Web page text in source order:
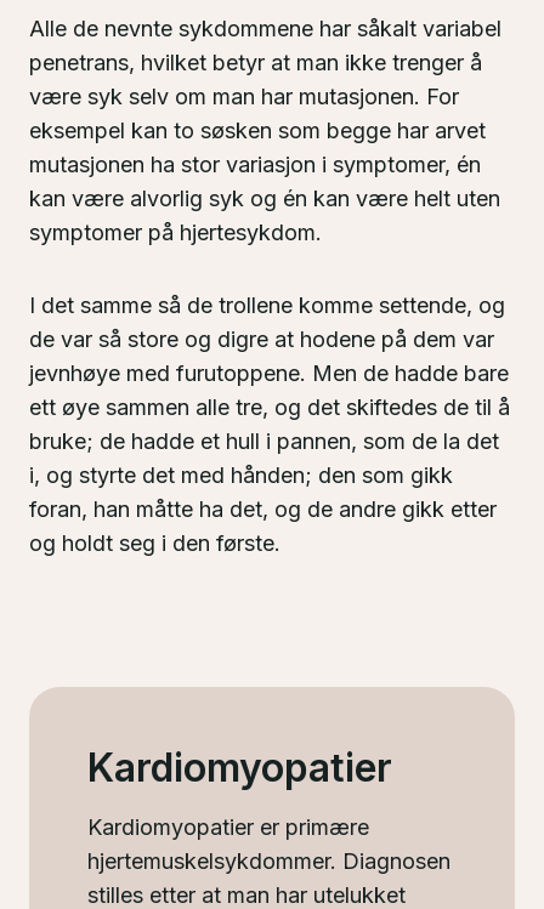
Alle de nevnte sykdommene har såkalt variabel
penetrans, hvilket betyr at man ikke trenger å
være syk selv om man har mutasjonen. For
eksempel kan to søsken som begge har arvet
mutasjonen ha stor variasjon i symptomer, én
kan være alvorlig syk og én kan være helt uten
symptomer på hjertesykdom.
I det samme så de trollene komme settende, og
de var så store og digre at hodene på dem var
jevnhøye med furutoppene. Men de hadde bare
ett øye sammen alle tre, og det skiftedes de til å
bruke; de hadde et hull i pannen, som de la det
i, og styrte det med hånden; den som gikk
foran, han måtte ha det, og de andre gikk etter
og holdt seg i den første.
Kardiomyopatier
Kardiomyopatier er primære
hjertemuskelsykdommer. Diagnosen
stilles etter at man har utelukket